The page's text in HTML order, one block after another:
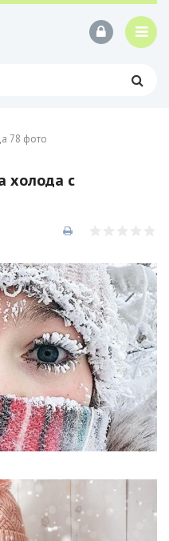
78 фото
холода с